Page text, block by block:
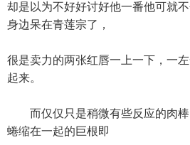
却是以为不好好讨好他一番他可就
身边呆在青莲宗了，
很是卖力的两张红唇一上一下，一
起来。
而仅仅只是稍微有些反应的肉棒
蜷缩在一起的巨根即